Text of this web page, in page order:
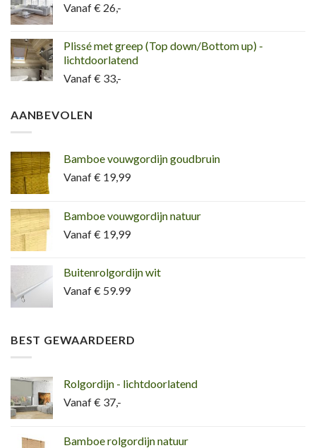
Vanaf € 26,-
Plissé met greep (Top down/Bottom up) -
lichtdoorlatend
Vanaf € 33,-
AANBEVOLEN
Bamboe vouwgordijn goudbruin
Vanaf € 19,99
Bamboe vouwgordijn natuur
Vanaf € 19,99
Buitenrolgordijn wit
Vanaf € 59.99
BEST GEWAARDEERD
Rolgordijn - lichtdoorlatend
Vanaf € 37,-
Bamboe rolgordijn natuur